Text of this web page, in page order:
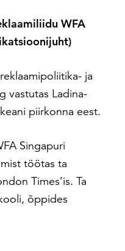
WFA
ja
vastutas Ladina-
piirkonna eest.
Singapuri
töötas ta
Times’is. Ta
õppides